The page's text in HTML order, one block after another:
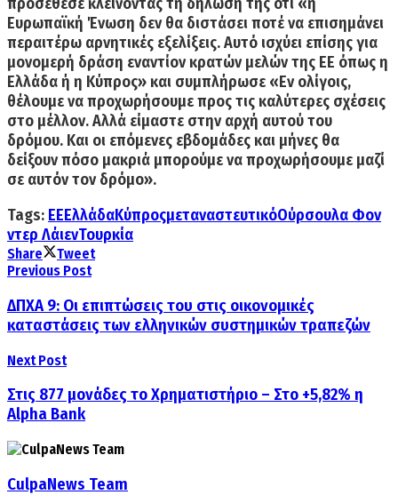
Ευρωπαϊκή Ένωση δεν θα διστάσει ποτέ να επισημάνει
περαιτέρω αρνητικές εξελίξεις. Αυτό ισχύει επίσης για
μονομερή δράση εναντίον κρατών μελών της ΕΕ όπως η
Ελλάδα ή η Κύπρος» και συμπλήρωσε «Εν ολίγοις,
θέλουμε να προχωρήσουμε προς τις καλύτερες σχέσεις
στο μέλλον. Αλλά είμαστε στην αρχή αυτού του
δρόμου. Και οι επόμενες εβδομάδες και μήνες θα
δείξουν πόσο μακριά μπορούμε να προχωρήσουμε μαζί
σε αυτόν τον δρόμο».
Tags: ΕΕΕλλάδαΚύπροςμεταναστευτικόΟύρσουλα Φον
ντερ ΛάιενΤουρκία
Share
Tweet
Previous Post
ΔΠΧΑ 9: Oι επιπτώσεις του στις οικονομικές
καταστάσεις των ελληνικών συστημικών τραπεζών
Next Post
Στις 877 μονάδες το Χρηματιστήριο – Στο +5,82% η
Alpha Bank
CulpaNews Team